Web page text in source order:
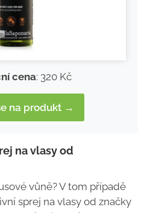
cena: 320 Kč
na produkt →
na vlasy od
vůně? V tom případě
sprej na vlasy od značky